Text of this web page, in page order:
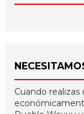
Cuando